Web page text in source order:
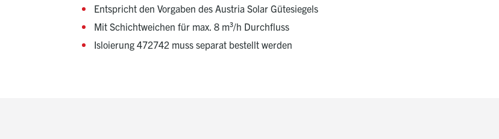
Entspricht den Vorgaben des Austria Solar Gütesiegels
Mit Schichtweichen für max. 8 m³/h Durchfluss
Isloierung 472742 muss separat bestellt werden